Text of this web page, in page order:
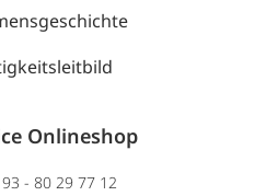
Onlineshop
- 80 29 77 12